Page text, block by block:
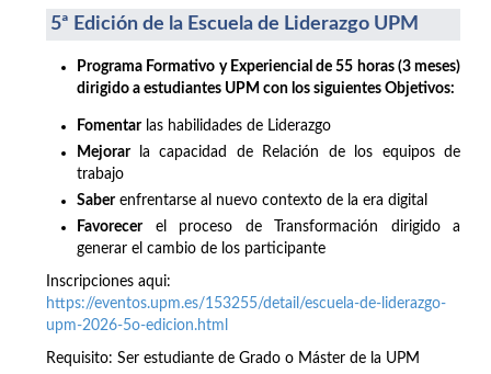
5ª Edición de la Escuela de Liderazgo UPM
Programa Formativo y Experiencial de 55 horas (3 meses)
dirigido a estudiantes UPM con los siguientes Objetivos:
Fomentarlas habilidades de Liderazgo
Mejorar
la capacidad de Relación de los equipos de
trabajo
Saberenfrentarse al nuevo contexto de la era digital
Favorecerel proceso de Transformación dirigido a
generar el cambio de los participante
Inscripciones aqui:
https://eventos.upm.es/153255/detail/escuela-de-liderazgo-
upm-2026-5o-edicion.html
Requisito: Ser estudiante de Grado o Máster de la UPM